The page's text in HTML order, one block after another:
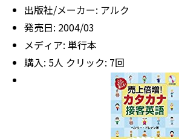
出版社/メーカー: アルク
発売日: 2004/03
メディア: 単行本
購入: 5人 クリック: 7回